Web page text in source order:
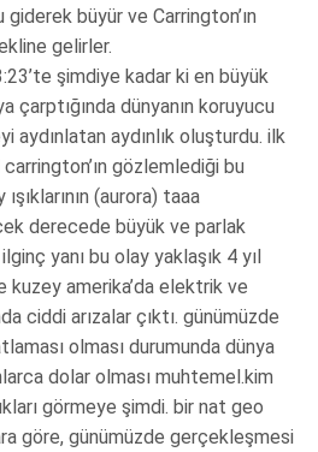
büyür ve Carrington’ın
gelirler.
şimdiye kadar ki en büyük
çarptığında dünyanın koruyucu
aydınlatan aydınlık oluşturdu. ilk
gözlemlediği bu
(aurora) taaa
derecede büyük ve parlak
yanı bu olay yaklaşık 4 yıl
kuzey amerika’da elektrik ve
ciddi arızalar çıktı. günümüzde
olması durumunda dünya
dolar olması muhtemel.kim
görmeye şimdi. bir nat geo
göre, günümüzde gerçekleşmesi